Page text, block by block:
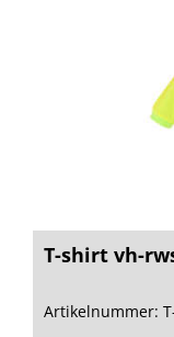
T-shirt vh-
Artikelnummer: